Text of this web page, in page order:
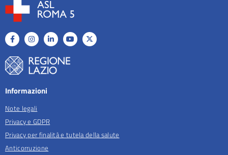
Informazioni
Note legali
Privacy e GDPR
Privacy per finalità e tutela della salute
Anticorruzione